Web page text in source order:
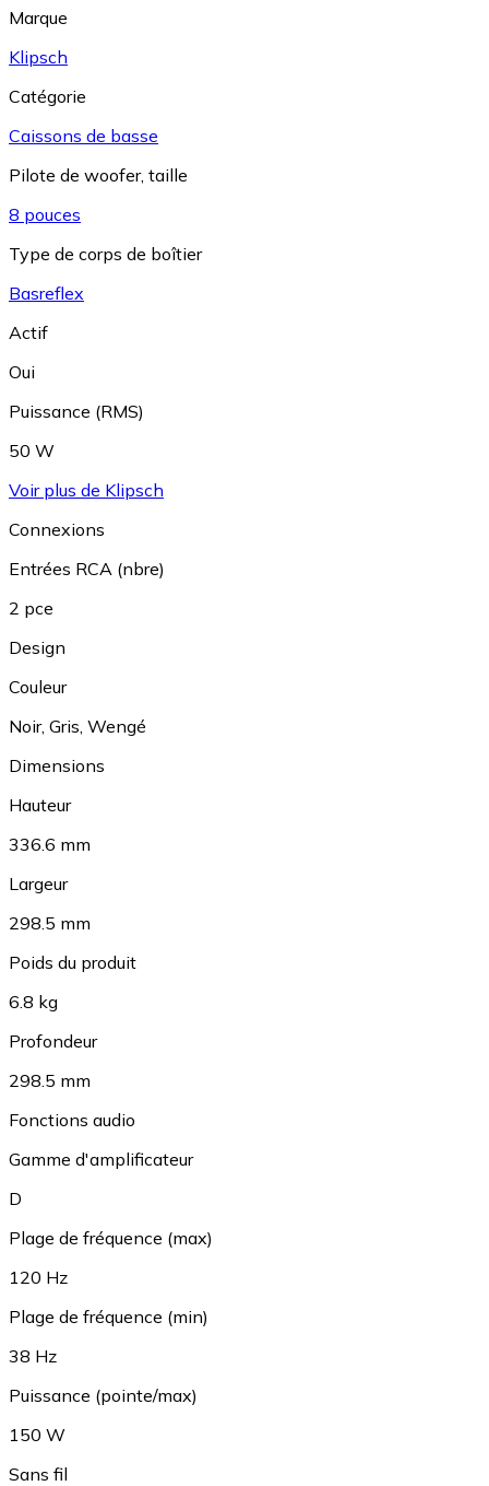
Marque
Klipsch
Catégorie
Caissons de basse
Pilote de woofer, taille
8 pouces
Type de corps de boîtier
Basreflex
Actif
Oui
Puissance (RMS)
50 W
Voir plus de Klipsch
Connexions
Entrées RCA (nbre)
2 pce
Design
Couleur
Noir, Gris Wengé
Dimensions
Hauteur
336.6 mm
Largeur
298.5 mm
Poids du produit
6.8 kg
Profondeur
298.5 mm
Fonctions audio
Gamme d'amplificateur
D
Plage de fréquence (max)
120 Hz
Plage de fréquence (min)
38 Hz
Puissance (pointe/max)
150 W
Sans fil